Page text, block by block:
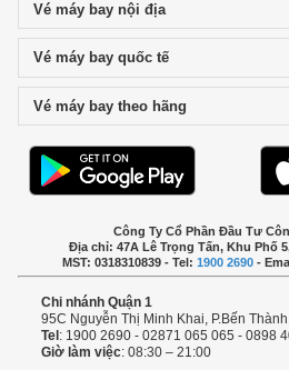
Vé máy bay nội địaclick to expand
Vé máy bay quốc tếclick to expand
Vé máy bay theo hãng
Công Ty Cổ Phần Đầu Tư
Địa chỉ: 47A Lê Trọng Tấn, Khu Phố
MST: 0318310839 - Tel: 1900 2690-
Chi nhánh Quận 1
95C Nguyễn Thị Minh Khai, P.Bến
Tel: 1900 2690 - 02871 065 065 - 0898
Giờ làm việc: 08:30 – 21:00